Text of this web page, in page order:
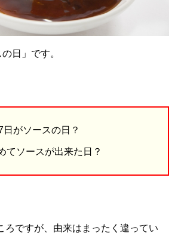
日」です。
日がソースの日？
てソースが出来た日？
ろですが、由来はまったく違ってい